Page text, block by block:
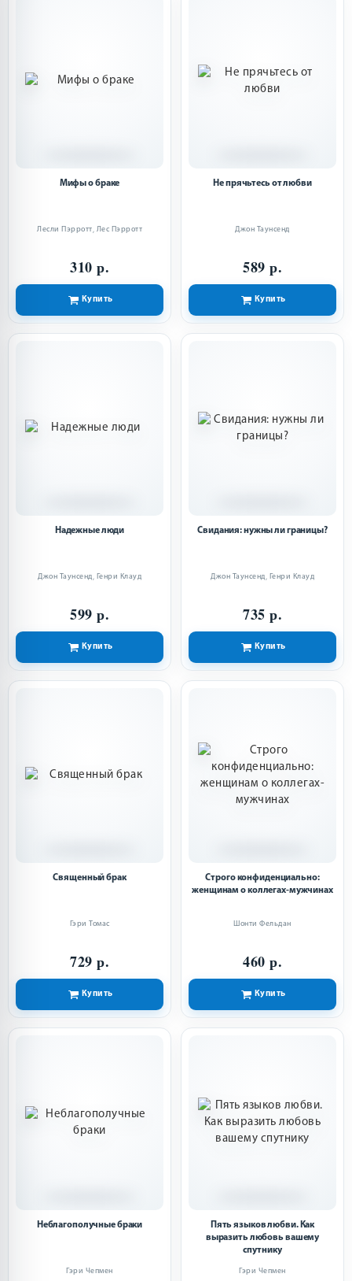
Мифы о браке
Лесли Пэрротт, Лес Пэрротт
310 р.
Купить
Не прячьтесь от любви
Джон Таунсенд
589 р.
Купить
Надежные люди
Джон Таунсенд, Генри Клауд
599 р.
Купить
Свидания: нужны ли границы?
Джон Таунсенд, Генри Клауд
735 р.
Купить
Священный брак
Гэри Томас
729 р.
Купить
Строго конфиденциально:
женщинам о коллегах-мужчинах
Шонти Фельдан
460 р.
Купить
Неблагополучные браки
Гэри Чепмен
Пять языков любви. Как
выразить любовь вашему
спутнику
Гэри Чепмен